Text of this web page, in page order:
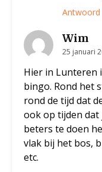
Antwoord
Wim
25 januari
Hier in Lunteren
bingo. Rond het
rond de tijd dat
ook op tijden
beters te doen
vlak bij het bos,
etc.